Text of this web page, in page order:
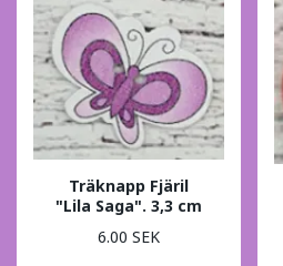
Träknapp Fjäril
"Lila Saga". 3,3 cm
6.00 SEK